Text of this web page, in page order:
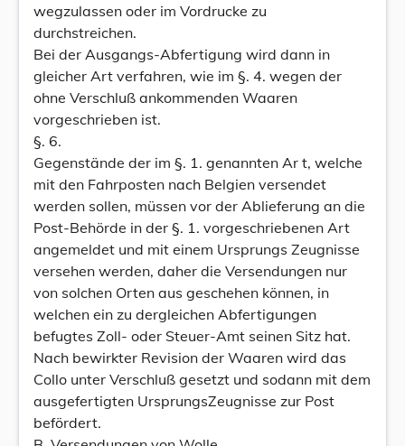
wegzulassen oder im Vordrucke zu
durchstreichen.
Bei der Ausgangs-Abfertigung wird dann in
gleicher Art verfahren, wie im §. 4. wegen der
ohne Verschluß ankommenden Waaren
vorgeschrieben ist.
§. 6.
Gegenstände der im §. 1. genannten Ar t, welche
mit den Fahrposten nach Belgien versendet
werden sollen, müssen vor der Ablieferung an die
Post-Behörde in der §. 1. vorgeschriebenen Art
angemeldet und mit einem Ursprungs Zeugnisse
versehen werden, daher die Versendungen nur
von solchen Orten aus geschehen können, in
welchen ein zu dergleichen Abfertigungen
befugtes Zoll- oder Steuer-Amt seinen Sitz hat.
Nach bewirkter Revision der Waaren wird das
Collo unter Verschluß gesetzt und sodann mit dem
ausgefertigten UrsprungsZeugnisse zur Post
befördert.